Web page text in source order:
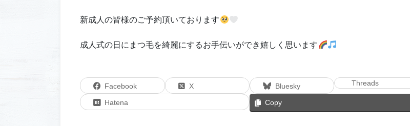
新成人の皆様のご予約頂いております
成人式の日にまつ毛を綺麗にするお手伝いができ嬉しく思います
Facebook X Bluesky Threads
Hatena Copy